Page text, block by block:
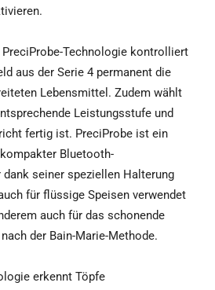
Technologie kontrolliert
aus der Serie 4 permanent die
Lebensmittel. Zudem wählt
Leistungsstufe und
fertig ist. PreciProbe ist ein
Bluetooth-
dank seiner speziellen Halterung
für flüssige Speisen verwendet
auch für das schonende
der Bain-Marie-Methode.
erkennt Töpfe